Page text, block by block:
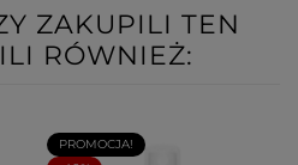
ZAKUPILI TEN
RÓWNIEŻ:
PROMOCJA!